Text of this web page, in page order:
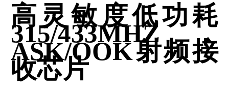
高灵敏度低功耗
315/433MHZ，
ASK/OOK射频接
收芯片